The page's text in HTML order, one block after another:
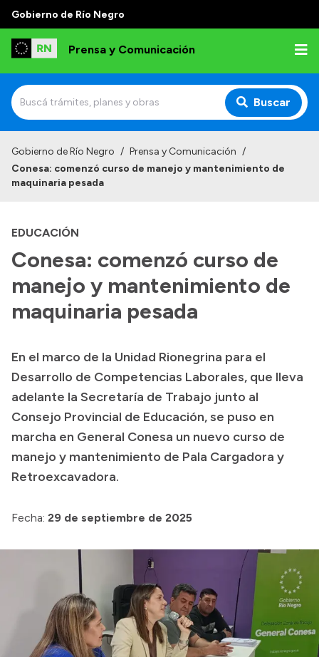
Gobierno de Río Negro
Prensa y Comunicación
Buscar
Institucional
Referentes de prensa
Archivo de noticias
Transparencia
Boletín Oficial
Compras y licitaciones
Consulta de expedientes
Consulta de pago a proveedores
Convocatorias
Intranet
Gobierno de Río Negro / Prensa y Comunicación /
Conesa: comenzó curso de manejo y mantenimiento de
maquinaria pesada
EDUCACIÓN
Conesa: comenzó curso de
manejo y mantenimiento de
maquinaria pesada
En el marco de la Unidad Rionegrina para el
Desarrollo de Competencias Laborales, que lleva
adelante la Secretaría de Trabajo junto al
Consejo Provincial de Educación, se puso en
marcha en General Conesa un nuevo curso de
manejo y mantenimiento de Pala Cargadora y
Retroexcavadora.
Fecha: 29 de septiembre de 2025